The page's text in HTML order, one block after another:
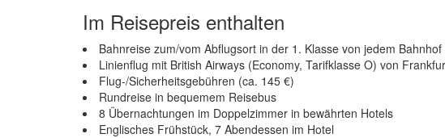
Im Reisepreis enthalten
Bahnreise zum/vom Abflugsort in der 1. Klasse von jedem
Linienflug mit British Airways (Economy, Tarifklasse O) von
Flug-/Sicherheitsgebühren (ca. 145 €)
Rundreise in bequemem Reisebus
8 Übernachtungen im Doppelzimmer in bewährten Hotels
Englisches Frühstück, 7 Abendessen im Hotel